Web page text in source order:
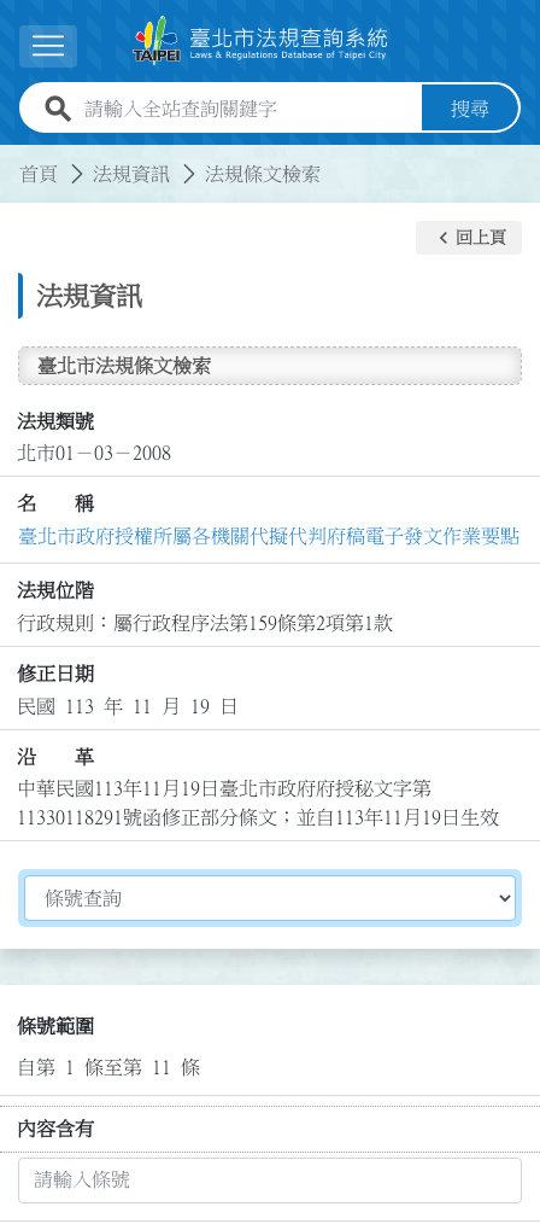
展開選單
全站查詢關鍵字欄位 搜尋
首頁 法規資訊 法規條文檢索
法規資訊
keyboard_arrow_left 回上頁
臺北市法規條文檢索
法規類號
北市01－03－2008
名 稱
臺北市政府授權所屬各機關代擬代判府稿電子發文作業要點
法規位階
行政規則：屬行政程序法第159條第2項第1款
修正日期
民國 113 年 11 月 19 日
沿 革
中華民國113年11月19日臺北市政府府授秘文字第
11330118291號函修正部分條文；並自113年11月19日生效
切換選擇法規資訊內容
條號範圍
自第 1 條至第 11 條
內容含有